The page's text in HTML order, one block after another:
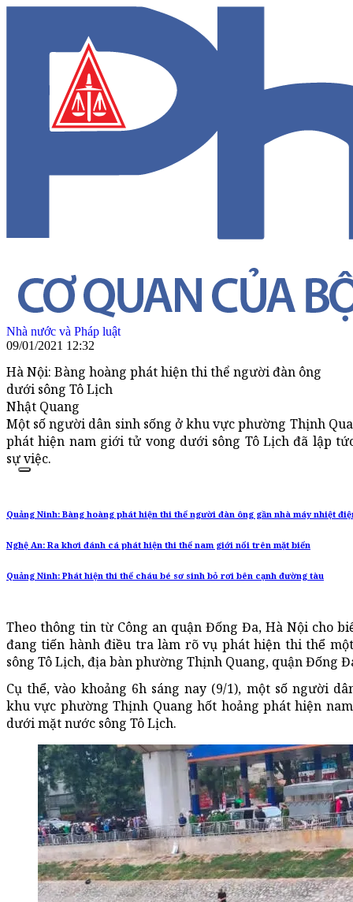
Nhà nước và Pháp luật
09/01/2021 12:32
Hà Nội: Bàng hoàng phát hiện thi thể người đàn ông
dưới sông Tô Lịch
Nhật Quang
Một số người dân sinh sống ở khu vực phường Thịnh
phát hiện nam giới tử vong dưới sông Tô Lịch đã lập
sự việc.
Quảng Ninh: Bàng hoàng phát hiện thi thể người đàn ông gần nhà máy nhiệt
Nghệ An: Ra khơi đánh cá phát hiện thi thể nam giới nổi trên mặt biển
Quảng Ninh: Phát hiện thi thể cháu bé sơ sinh bỏ rơi bên cạnh đường tàu
Theo thông tin từ Công an quận Đống Đa, Hà Nội cho
đang tiến hành điều tra làm rõ vụ phát hiện thi thể
sông Tô Lịch, địa bàn phường Thịnh Quang, quận Đống
Cụ thể, vào khoảng 6h sáng nay (9/1), một số người
khu vực phường Thịnh Quang hốt hoảng phát hiện
dưới mặt nước sông Tô Lịch.